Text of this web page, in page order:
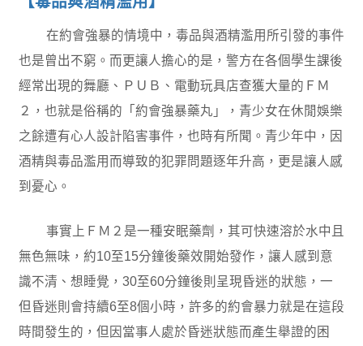
在約會強暴的情境中，毒品與酒精濫用所引發的事件
也是曾出不窮。而更讓人擔心的是，警方在各個學生課後
經常出現的舞廳、ＰＵＢ、電動玩具店查獲大量的ＦＭ
２，也就是俗稱的「約會強暴藥丸」，青少女在休閒娛樂
之餘遭有心人設計陷害事件，也時有所聞。青少年中，因
酒精與毒品濫用而導致的犯罪問題逐年升高，更是讓人感
到憂心。
事實上ＦＭ２是一種安眠藥劑，其可快速溶於水中且
無色無味，約10至15分鐘後藥效開始發作，讓人感到意
識不清、想睡覺，30至60分鐘後則呈現昏迷的狀態，一
但昏迷則會持續6至8個小時，許多的約會暴力就是在這段
時間發生的，但因當事人處於昏迷狀態而產生舉證的困